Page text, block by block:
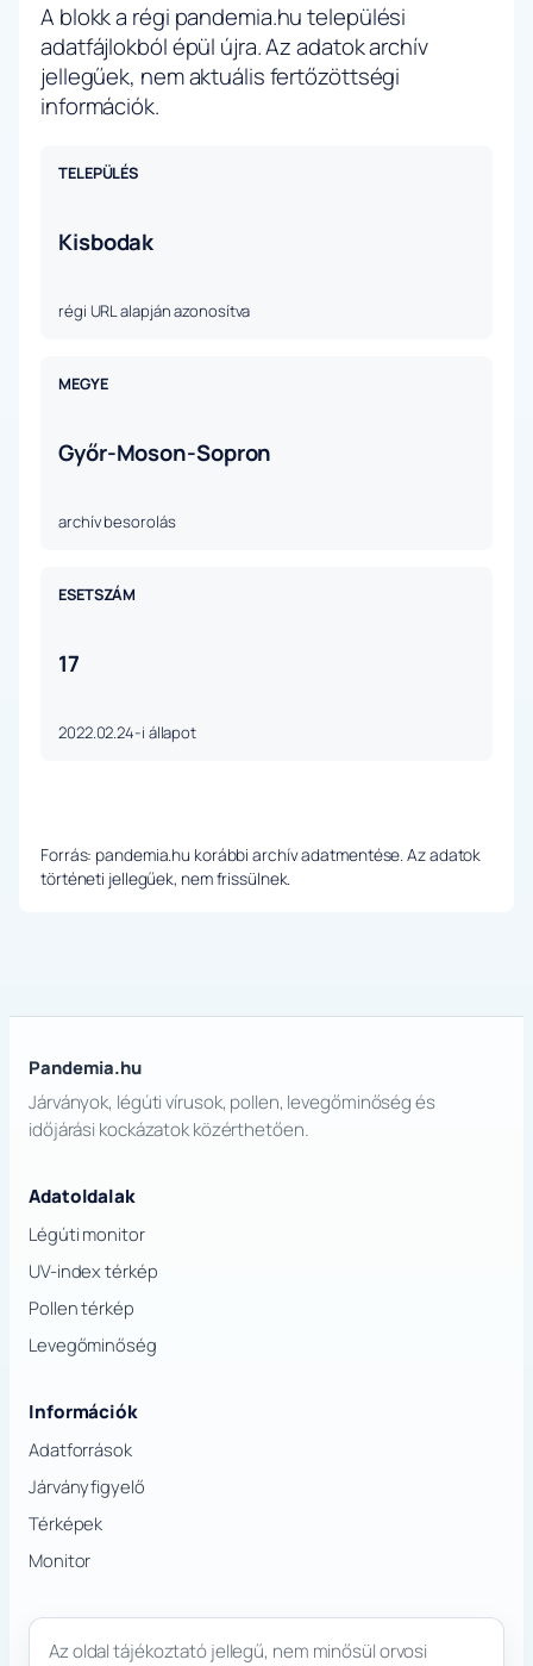
A blokk a régi pandemia.hu települési
adatfájlokból épül újra. Az adatok archív
jellegűek, nem aktuális fertőzöttségi
információk.
TELEPÜLÉS
Kisbodak
régi URL alapján azonosítva
MEGYE
Győr-Moson-Sopron
archív besorolás
ESETSZÁM
17
2022.02.24-i állapot
Forrás: pandemia.hu korábbi archív adatmentése. Az adatok
történeti jellegűek, nem frissülnek.
Pandemia.hu
Járványok, légúti vírusok, pollen, levegőminőség és
időjárási kockázatok közérthetően.
Adatoldalak
Légúti monitor
UV-index térkép
Pollen térkép
Levegőminőség
Információk
Adatforrások
Járványfigyelő
Térképek
Monitor
Az oldal tájékoztató jellegű, nem minősül orvosi